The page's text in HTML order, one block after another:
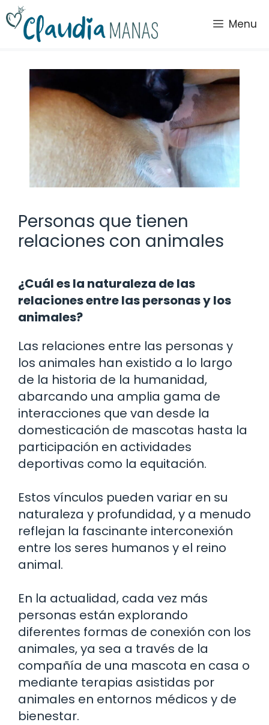
Saltar
al
contenido
Menu
Personas que tienen
relaciones con animales
¿Cuál es la naturaleza de las
relaciones entre las personas y los
animales?
Las relaciones entre las personas y
los animales han existido a lo largo
de la historia de la humanidad,
abarcando una amplia gama de
interacciones que van desde la
domesticación de mascotas hasta la
participación en actividades
deportivas como la equitación.
Estos vínculos pueden variar en su
naturaleza y profundidad, y a menudo
reflejan la fascinante interconexión
entre los seres humanos y el reino
animal.
En la actualidad, cada vez más
personas están explorando
diferentes formas de conexión con los
animales, ya sea a través de la
compañía de una mascota en casa o
mediante terapias asistidas por
animales en entornos médicos y de
bienestar.